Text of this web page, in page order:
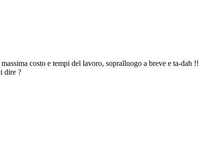
costo e tempi del lavoro, sopralluogo a breve e ta-dah !!
dire ?